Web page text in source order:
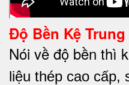
Độ Bền Kệ Trung
Nói về độ bền thì k
liệu thép cao cấp,